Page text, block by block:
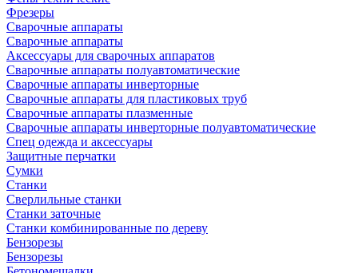
Фрезеры
Сварочные аппараты
Сварочные аппараты
Аксессуары для сварочных аппаратов
Сварочные аппараты полуавтоматические
Сварочные аппараты инверторные
Сварочные аппараты для пластиковых труб
Сварочные аппараты плазменные
Сварочные аппараты инверторные полуавтоматические
Спец одежда и аксессуары
Защитные перчатки
Сумки
Станки
Сверлильные станки
Станки заточные
Станки комбинированные по дереву
Бензорезы
Бензорезы